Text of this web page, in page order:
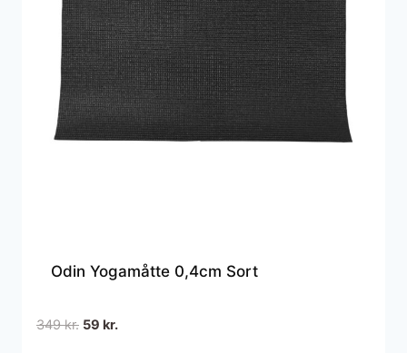
Odin Yogamåtte 0,4cm Sort
349kr. Den
59 kr.Den